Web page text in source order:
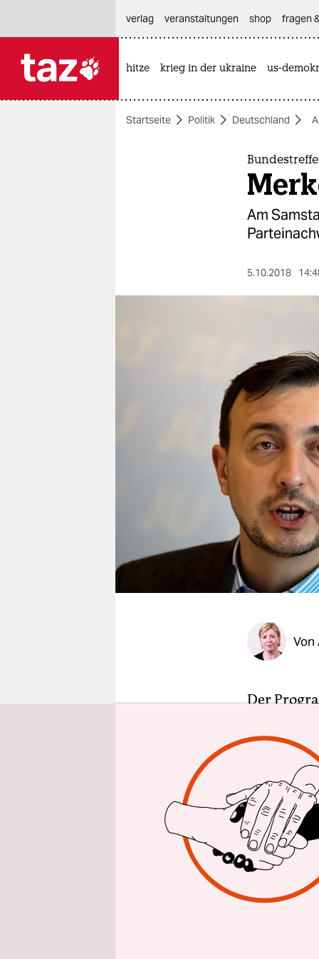
themen
unterstützen
verlag
veranstaltungen shop fragen
hitze krieg in der ukraine us-
Startseite Politik Deutschland
Am
5.10.2018
Von
Der
kommt
mit ihr
CSU-
dann
Manfred